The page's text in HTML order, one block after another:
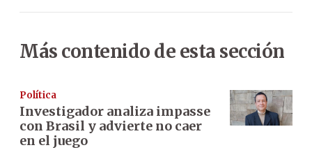
Más contenido de esta sección
Política
Investigador analiza impasse
con Brasil y advierte no caer
en el juego